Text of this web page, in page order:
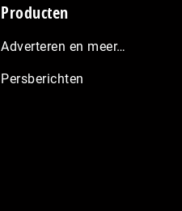
Producten
Adverteren en meer…
Persberichten